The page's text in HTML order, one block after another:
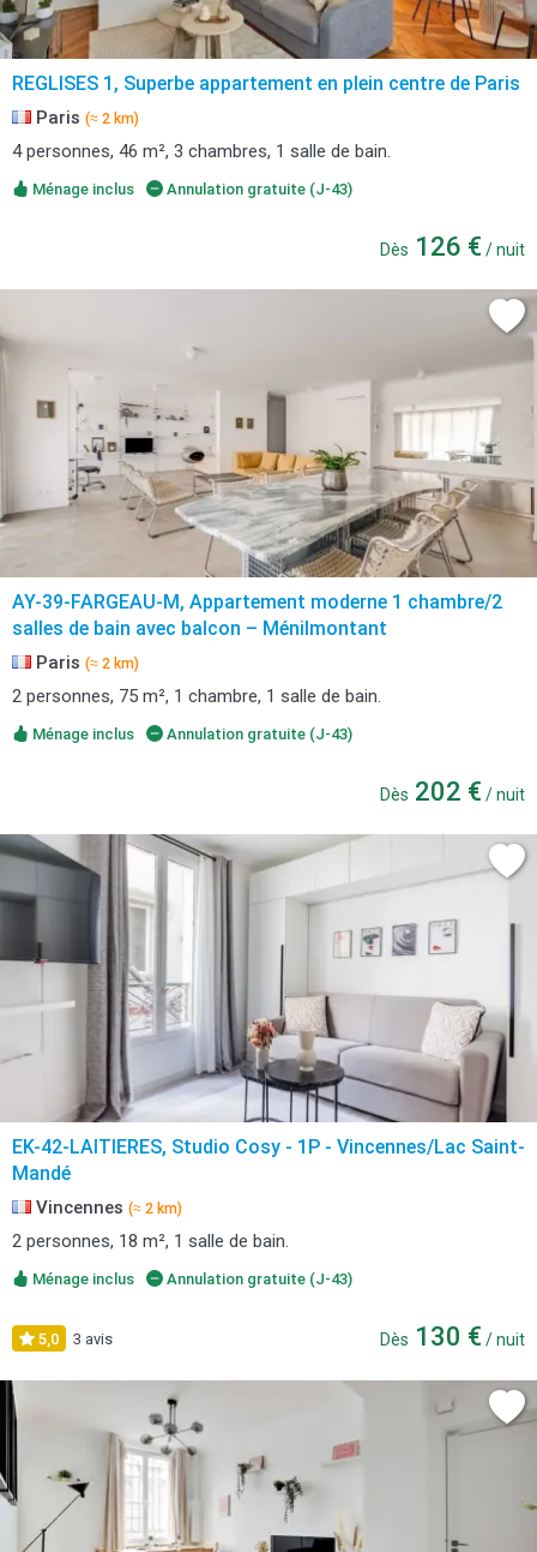
REGLISES 1, Superbe appartement en plein centre de Paris
Paris (≈ 2 km)
4 personnes, 46 m², 3 chambres, 1 salle de bain.
Ménage inclus Annulation gratuite (J-43)
Dès 126 € / nuit
AY-39-FARGEAU-M, Appartement moderne 1 chambre/2
salles de bain avec balcon – Ménilmontant
Paris (≈ 2 km)
2 personnes, 75 m², 1 chambre, 1 salle de bain.
Ménage inclus Annulation gratuite (J-43)
Dès 202 € / nuit
EK-42-LAITIERES, Studio Cosy - 1P - Vincennes/Lac Saint-
Mandé
Vincennes (≈ 2 km)
2 personnes, 18 m², 1 salle de bain.
Ménage inclus Annulation gratuite (J-43)
5,0 3 avis Dès 130 € / nuit